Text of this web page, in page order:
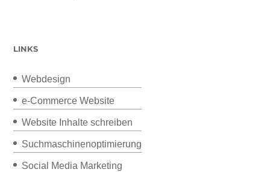
LINKS
Webdesign
e-Commerce Website
Website Inhalte schreiben
Suchmaschinenoptimierung
Social Media Marketing